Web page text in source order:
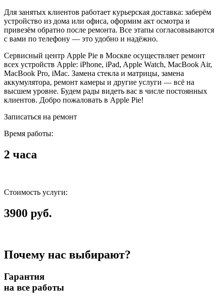
Для занятых клиентов работает курьерская доставка: заберём
устройство из дома или офиса, оформим акт осмотра и
привезём обратно после ремонта. Все этапы согласовываются
с вами по телефону — это удобно и надёжно.
Сервисный центр Apple Pie в Москве осуществляет ремонт
всех устройств Apple: iPhone, iPad, Apple Watch, MacBook Air,
MacBook Pro, iMac. Замена стекла и матрицы, замена
аккумулятора, ремонт камеры и другие услуги — всё на
высшем уровне. Будем рады видеть вас в числе постоянных
клиентов. Добро пожаловать в Apple Pie!
Записаться на ремонт
Время работы:
2 часа
Стоимость услуги:
3900 руб.
Почему нас выбирают?
Гарантия
на все работы